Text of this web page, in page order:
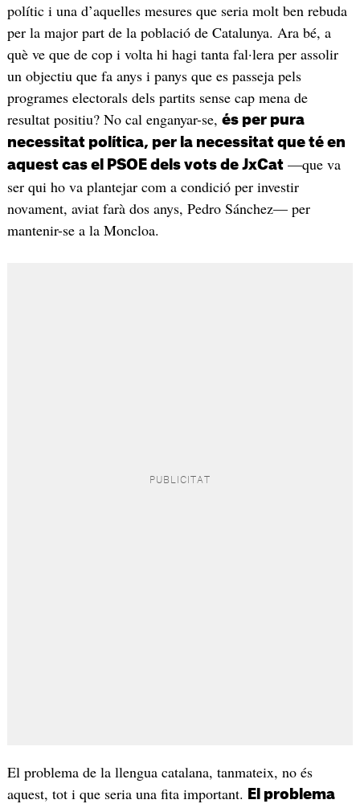
polític i una d’aquelles mesures que seria molt ben rebuda
per la major part de la població de Catalunya. Ara bé, a
què ve que de cop i volta hi hagi tanta fal·lera per assolir
un objectiu que fa anys i panys que es passeja pels
programes electorals dels partits sense cap mena de
resultat positiu? No cal enganyar-se, és per pura
necessitat política, per la necessitat que té en
aquest cas el PSOE dels vots de JxCat—que va
ser qui ho va plantejar com a condició per investir
novament, aviat farà dos anys, Pedro Sánchez— per
mantenir-se a la Moncloa.
El problema de la llengua catalana, tanmateix, no és
aquest, tot i que seria una fita important.
El problema